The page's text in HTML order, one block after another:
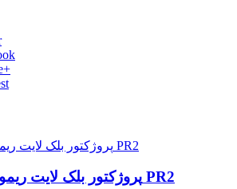
پروژکتور بلک لایت ریموت دار 24وات مدل PR2